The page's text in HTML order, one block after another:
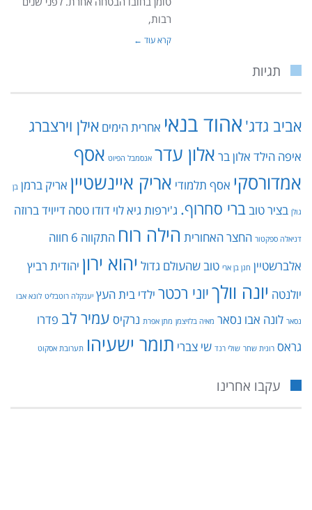
רבות,
קרא עוד ←
תגיות
אביב גדג' אהוד בנאי אחרית הימים אילן וירצברג
איפה הילד אלון בר אלון עדר אנסמבל הפיוט אסף
אמדורסקי אסף תלמודי אריק איינשטיין אריק ברמן בן
גולן בציר טובברי סחרוף. ג'ירפות גיא לוי דודו טסה דייויד ברוזה
דניאלה ספקטור החצר האחורית הילה רוח התקווה 6
חווה
אלברשטיין חנן בן ארי טוב שהעולם גדול יהוא ירון יהודית רביץ
יולנטה יונה וולךיוני רכטר ילדי בית העץ יענקלה רוטבליט לונא אבו
נסאר לונה אבו נסאר מאיה בלזיצמן מתן אפרת נרקיס עמיר לב פדרו
גראס רונית שחר שולי רנד שי צברי תומר ישעיהו תערובת אסקוט
עקבו אחרינו